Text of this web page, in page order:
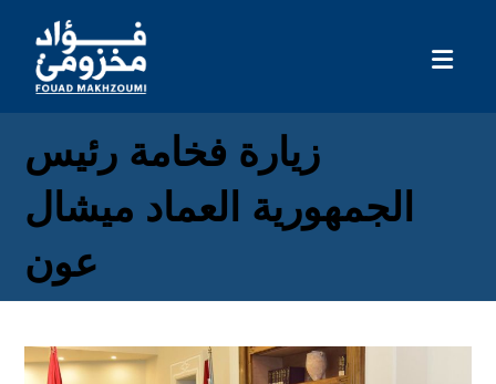
زيارة فخامة رئيس
الجمهورية العماد ميشال
عون